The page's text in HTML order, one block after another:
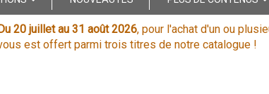
20 juillet au 31 août 2026, pour l'achat d'un ou
est offert parmi trois titres de notre catalogue !